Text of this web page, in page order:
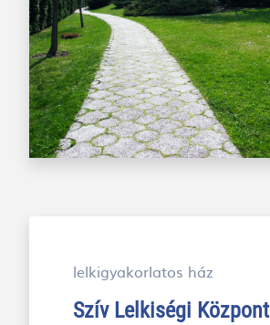
lelkigyakorlatos ház
Szív Lelkiségi Központ